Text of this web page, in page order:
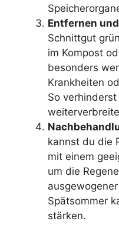
Entfernen
Schnittgut
im Kompost
besonders
Krankheiten
So
kannst du die
mit einem
um die
Spätsommer
stärken.